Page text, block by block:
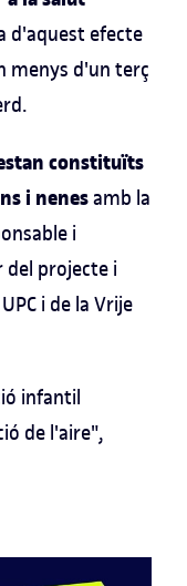
d'aquest efecte
menys d'un terç
constituïts
i nenesamb la
i
projecte i
i de la Vrije
infantil
de l'aire",